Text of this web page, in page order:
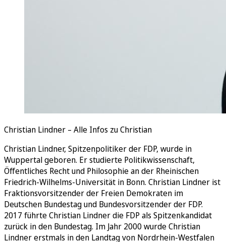
Christian Lindner – Alle Infos zu Christian
Christian Lindner, Spitzenpolitiker der FDP, wurde in
Wuppertal geboren. Er studierte Politikwissenschaft,
Öffentliches Recht und Philosophie an der Rheinischen
Friedrich-Wilhelms-Universität in Bonn. Christian Lindner ist
Fraktionsvorsitzender der Freien Demokraten im
Deutschen Bundestag und Bundesvorsitzender der FDP.
2017 führte Christian Lindner die FDP als Spitzenkandidat
zurück in den Bundestag. Im Jahr 2000 wurde Christian
Lindner erstmals in den Landtag von Nordrhein-Westfalen